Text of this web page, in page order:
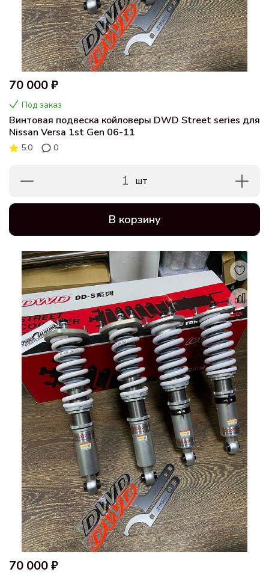
70 000 ₽
Под заказ
Винтовая подвеска койловеры DWD Street series для
Nissan Versa 1st Gen 06-11
5.0 0
1 шт
В корзину
70 000 ₽